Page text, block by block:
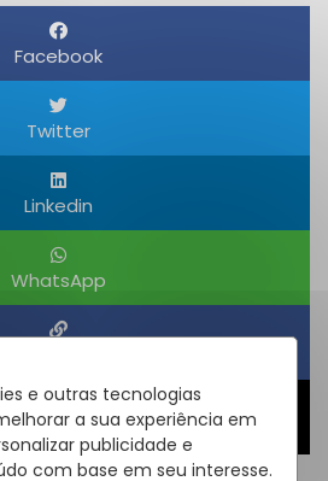
e outras tecnologias
a sua experiência em
publicidade e
com base em seu interesse.
Facebook
Twitter
Linkedin
WhatsApp
Compartilhar